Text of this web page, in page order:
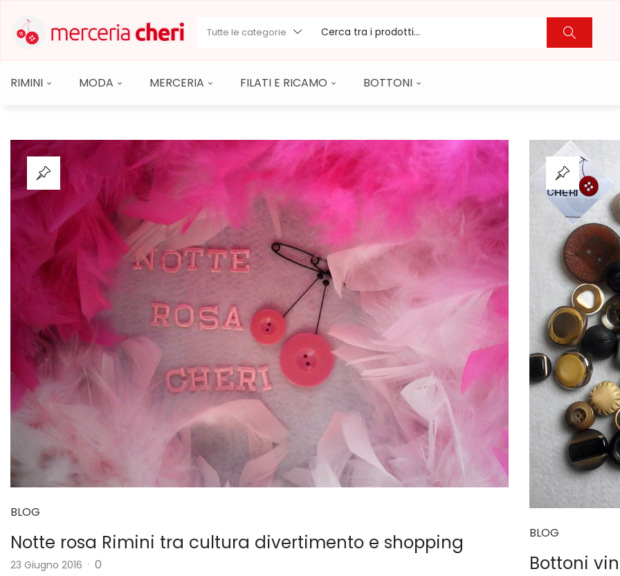
Tutte le categorie
RIMINI MODA MERCERIA FILATI E RICAMO BOTTONI
BLOG
Notte rosa Rimini tra cultura divertimento e shopping
23 Giugno 2016 0
BLOG
Bottoni